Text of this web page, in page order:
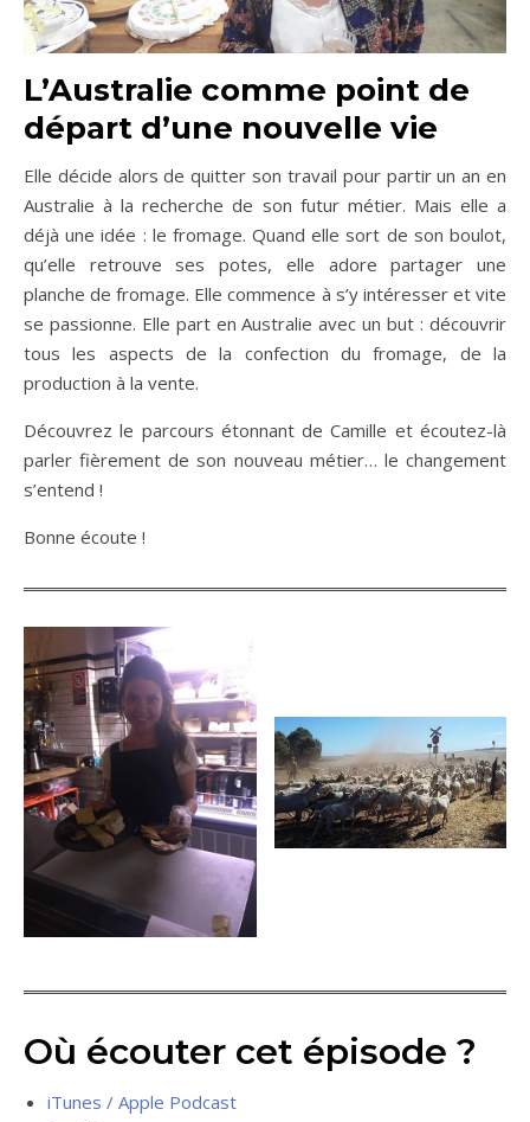
L’Australie comme point de
départ d’une nouvelle vie
Elle décide alors de quitter son travail pour partir un an en
Australie à la recherche de son futur métier. Mais elle a
déjà une idée : le fromage. Quand elle sort de son boulot,
qu’elle retrouve ses potes, elle adore partager une
planche de fromage. Elle commence à s’y intéresser et vite
se passionne. Elle part en Australie avec un but : découvrir
tous les aspects de la confection du fromage, de la
production à la vente.
Découvrez le parcours étonnant de Camille et écoutez-là
parler fièrement de son nouveau métier… le changement
s’entend !
Bonne écoute !
Où écouter cet épisode ?
iTunes / Apple Podcast